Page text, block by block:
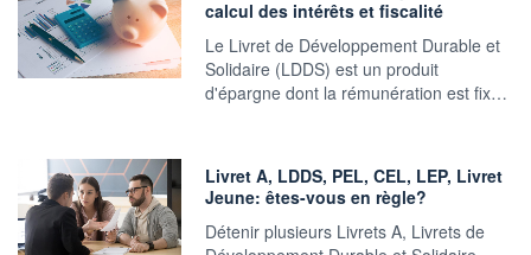
calcul des intérêts et fiscalité
Le Livret de Développement Durable et
Solidaire (LDDS) est un produit
d'épargne dont la rémunération est fix…
Livret A, LDDS, PEL, CEL, LEP, Livret
Jeune: êtes-vous en règle?
Détenir plusieurs Livrets A, Livrets de